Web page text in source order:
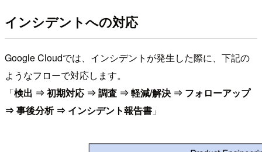
インシデントへの対応
Google Cloudでは、インシデントが発生した際に、下記の
ようなフローで対応します。
「検出 ⇒ 初期対応 ⇒ 調査 ⇒ 軽減/解決 ⇒ フォローアップ
⇒ 事後分析 ⇒ インシデント報告書 」